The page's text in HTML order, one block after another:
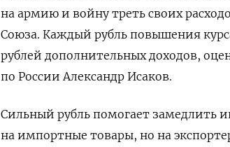
на армию и войну треть своих
Союза. Каждый рубль повышения
рублей дополнительных доходов,
по России Александр Исаков.
Сильный рубль помогает замедлить
на импортные товары, но на